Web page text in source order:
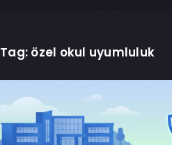
Tag: özel okul uyumluluk